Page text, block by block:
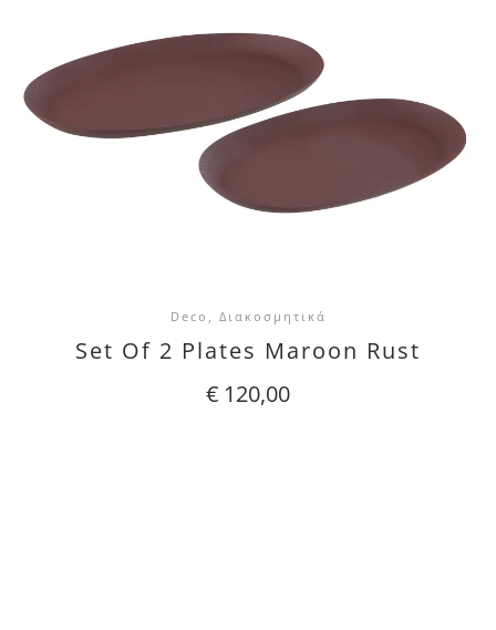
Deco, Διακοσμητικά
Set Of 2 Plates Maroon Rust
€ 120,00